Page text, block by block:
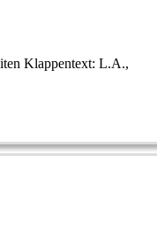
Klappentext: L.A.,